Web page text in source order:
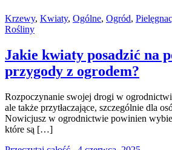
Krzewy, Kwiaty, Ogólne, Ogród,
Rośliny
Jakie kwiaty posadzić na
przygody z ogrodem?
Rozpoczynanie swojej drogi w
ale także przytłaczające, szczególnie dla
Nowicjusz w ogrodnictwie powinien
które są […]